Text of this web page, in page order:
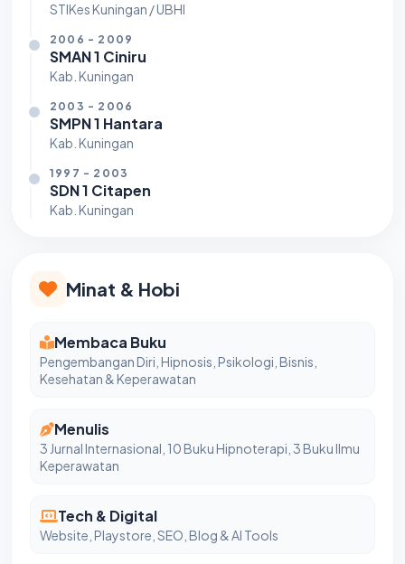
STIKes Kuningan / UBHI
2006 - 2009
SMAN 1 Ciniru
Kab. Kuningan
2003 - 2006
SMPN 1 Hantara
Kab. Kuningan
1997 - 2003
SDN 1 Citapen
Kab. Kuningan
Minat & Hobi
Membaca Buku
Pengembangan Diri, Hipnosis, Psikologi, Bisnis,
Kesehatan & Keperawatan
Menulis
3 Jurnal Internasional, 10 Buku Hipnoterapi, 3 Buku Ilmu
Keperawatan
Tech & Digital
Website, Playstore, SEO, Blog & AI Tools